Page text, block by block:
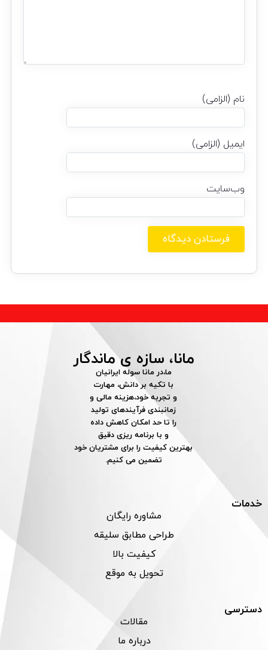
نام (الزامی)
ایمیل (الزامی)
وب‌سایت
مانا، سازه ی ماندگار
ما،در مانا سوله ایرانیان
با تکیه بر دانش، مهارت
و تجربه خود،هزینه مالی و
زمانبندی فرآیندهای تولید
را تا حد امکان کاهش داده
و با برنامه ریزی دقیق
بهترین کیفیت را برای مشتریان خود
تضمین می کنیم.
خدمات
مشاوره رایگان
طراحی مطابق سلیقه
کیفیت بالا
تحویل به موقع
دسترسی
مقالات
درباره ما